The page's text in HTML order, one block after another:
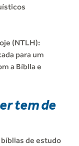
(NTLH):
para um
a Bíblia e
tem de
de estudo